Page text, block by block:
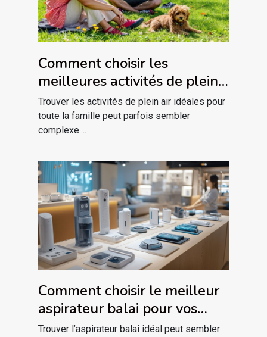
Comment choisir les
meilleures activités de plein
air pour votre famille ?
Trouver les activités de plein air idéales pour
toute la famille peut parfois sembler
complexe....
Comment choisir le meilleur
aspirateur balai pour vos
besoins spécifiques ?
Trouver l’aspirateur balai idéal peut sembler